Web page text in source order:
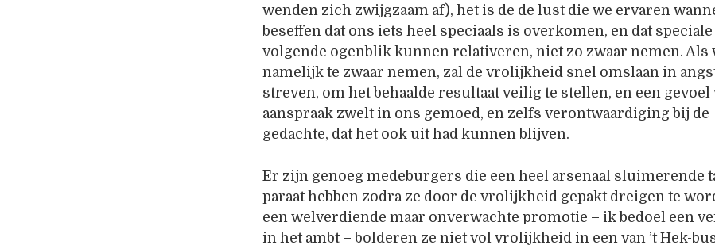
wenden zich zwijgzaam af), het is de de lust die we ervaren
beseffen dat ons iets heel speciaals is overkomen, en dat
volgende ogenblik kunnen relativeren, niet zo zwaar nemen. Als
namelijk te zwaar nemen, zal de vrolijkheid snel omslaan in
streven, om het behaalde resultaat veilig te stellen, en een gevoel
aanspraak zwelt in ons gemoed, en zelfs verontwaardiging bij de
gedachte, dat het ook uit had kunnen blijven.
Er zijn genoeg medeburgers die een heel arsenaal sluimerende
paraat hebben zodra ze door de vrolijkheid gepakt dreigen te
een welverdiende maar onverwachte promotie – ik bedoel een
in het ambt – bolderen ze niet vol vrolijkheid in een van ’t Hek-